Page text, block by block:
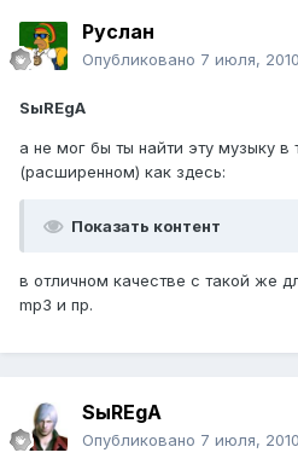
Руслан
Опубликовано 7 июля, 2010
SыREgA
а не мог бы ты найти эту музыку в
(расширенном) как здесь:
Показать контент
в отличном качестве с такой же
mp3 и пр.
SыREgA
Опубликовано 7 июля, 2010